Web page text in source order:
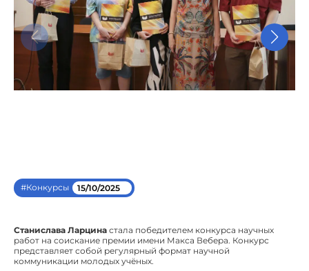
#Конкурсы 15/10/2025
Станислава Ларцина стала победителем конкурса научных
работ на соискание премии имени Макса Вебера. Конкурс
представляет собой регулярный формат научной
коммуникации молодых учёных.